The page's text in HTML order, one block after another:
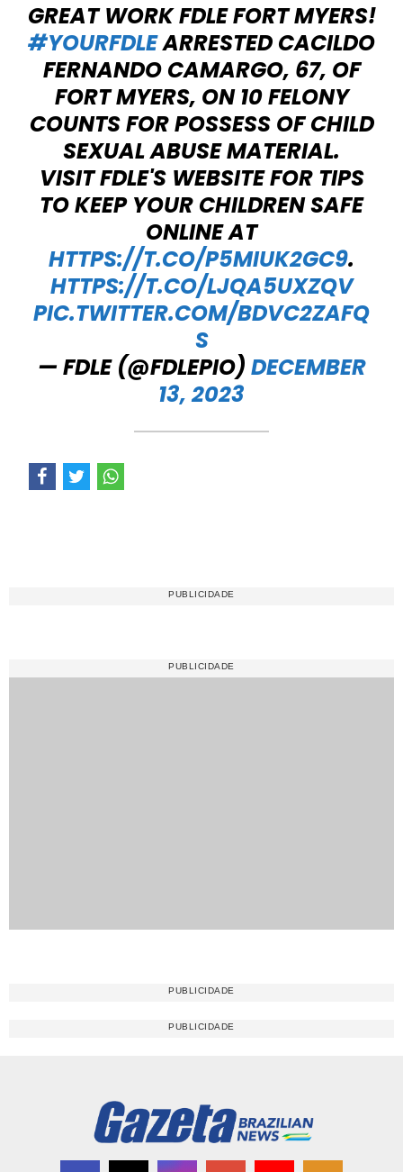
GREAT WORK FDLE FORT MYERS!
#YOURFDLEARRESTED CACILDO
FERNANDO CAMARGO, 67, OF
FORT MYERS, ON 10 FELONY
COUNTS FOR POSSESS OF CHILD
SEXUAL ABUSE MATERIAL.
VISIT FDLE'S WEBSITE FOR TIPS
TO KEEP YOUR CHILDREN SAFE
ONLINE AT
HTTPS://T.CO/P5MIUK2GC9.
HTTPS://T.CO/LJQA5UXZQV
PIC.TWITTER.COM/BDVC2ZAFQ
S
— FDLE (@FDLEPIO) DECEMBER
13, 2023